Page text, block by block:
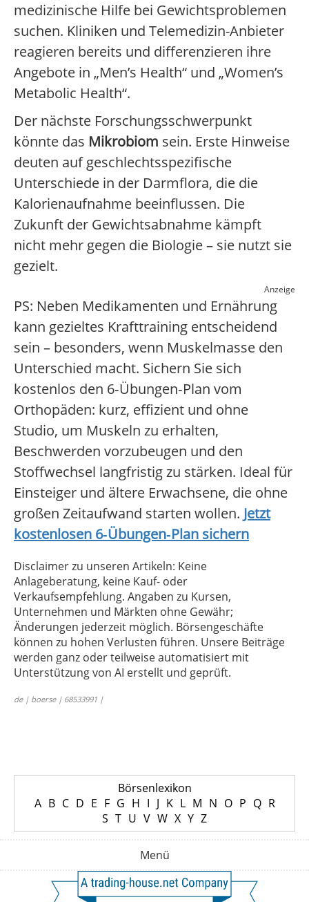
medizinische Hilfe bei Gewichtsproblemen
suchen. Kliniken und Telemedizin-Anbieter
reagieren bereits und differenzieren ihre
Angebote in „Men’s Health“ und „Women’s
Metabolic Health“.
Der nächste Forschungsschwerpunkt
könnte das Mikrobiom sein. Erste Hinweise
deuten auf geschlechtsspezifische
Unterschiede in der Darmflora, die die
Kalorienaufnahme beeinflussen. Die
Zukunft der Gewichtsabnahme kämpft
nicht mehr gegen die Biologie – sie nutzt sie
gezielt.
Anzeige
PS: Neben Medikamenten und Ernährung
kann gezieltes Krafttraining entscheidend
sein – besonders, wenn Muskelmasse den
Unterschied macht. Sichern Sie sich
kostenlos den 6‑Übungen‑Plan vom
Orthopäden: kurz, effizient und ohne
Studio, um Muskeln zu erhalten,
Beschwerden vorzubeugen und den
Stoffwechsel langfristig zu stärken. Ideal für
Einsteiger und ältere Erwachsene, die ohne
großen Zeitaufwand starten wollen. Jetzt
kostenlosen 6‑Übungen‑Plan sichern
Disclaimer zu unseren Artikeln: Keine
Anlageberatung, keine Kauf- oder
Verkaufsempfehlung. Angaben zu Kursen,
Unternehmen und Märkten ohne Gewähr;
Änderungen jederzeit möglich. Börsengeschäfte
können zu hohen Verlusten führen. Unsere Beiträge
werden ganz oder teilweise automatisiert mit
Unterstützung von AI erstellt und geprüft.
de | boerse | 68533991 |
Börsenlexikon
A B C D E F G H I J K L M N O P Q R
S T U V W X Y Z
Menü